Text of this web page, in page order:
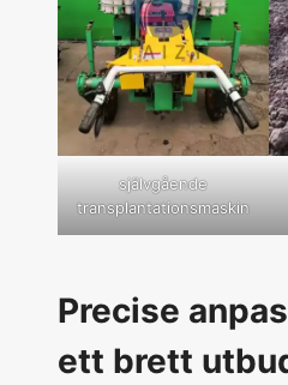
självgående
transplantationsmaskin
Precise
ett brett